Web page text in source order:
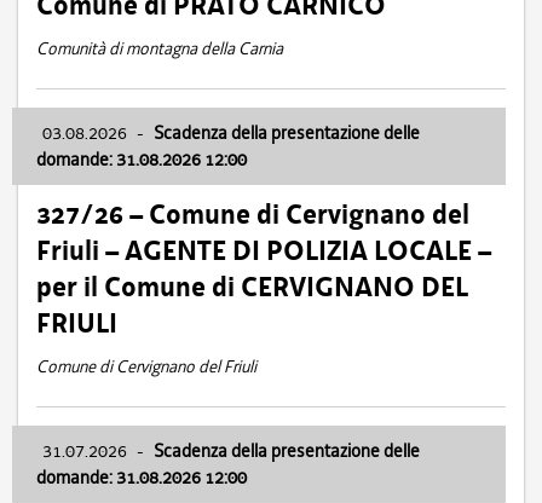
Comunità di montagna della Carnia
03.08.2026 - Scadenza della presentazione delle
domande: 31.08.2026 12:00
327/26 – Comune di Cervignano del
Friuli – AGENTE DI POLIZIA LOCALE –
per il Comune di CERVIGNANO DEL
FRIULI
Comune di Cervignano del Friuli
31.07.2026 - Scadenza della presentazione delle
domande: 31.08.2026 12:00